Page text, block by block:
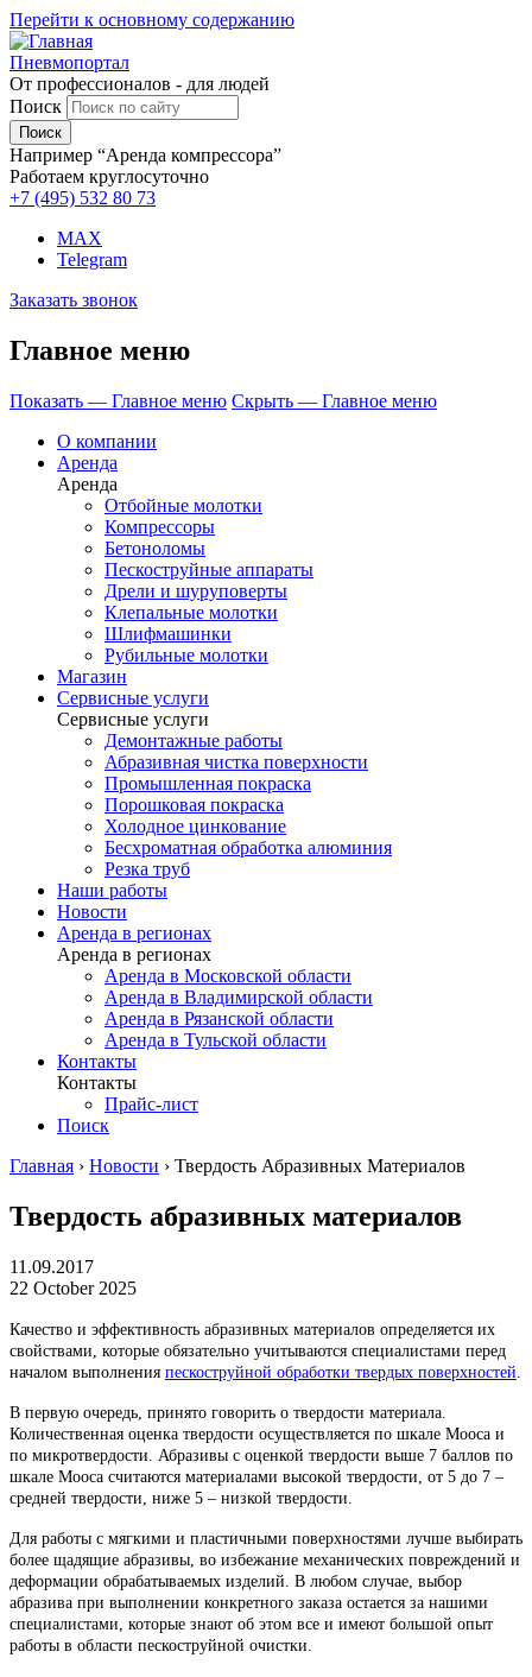
Перейти к основному содержанию
Пневмопортал
От профессионалов - для людей
Поиск
Например “Аренда компрессора”
Работаем круглосуточно
+7 (495) 532 80 73
MAX
Telegram
Заказать звонок
Главное меню
Показать — Главное меню Скрыть — Главное меню
О компании
Аренда
Аренда
Отбойные молотки
Компрессоры
Бетоноломы
Пескоструйные аппараты
Дрели и шуруповерты
Клепальные молотки
Шлифмашинки
Рубильные молотки
Магазин
Сервисные услуги
Сервисные услуги
Демонтажные работы
Абразивная чистка поверхности
Промышленная покраска
Порошковая покраска
Холодное цинкование
Бесхроматная обработка алюминия
Резка труб
Наши работы
Новости
Аренда в регионах
Аренда в регионах
Аренда в Московской области
Аренда в Владимирской области
Аренда в Рязанской области
Аренда в Тульской области
Контакты
Контакты
Прайс-лист
Поиск
Главная › Новости › Твердость Абразивных Материалов
Твердость абразивных материалов
11.09.2017
22 October 2025
Качество и эффективность абразивных материалов определяется их
свойствами, которые обязательно учитываются специалистами перед
началом выполнения пескоструйной обработки твердых поверхностей
В первую очередь, принято говорить о твердости материала.
Количественная оценка твердости осуществляется по шкале Мооса и
по микротвердости. Абразивы с оценкой твердости выше 7 баллов по
шкале Мооса считаются материалами высокой твердости, от 5 до 7 –
средней твердости, ниже 5 – низкой твердости.
Для работы с мягкими и пластичными поверхностями лучше выбирать
более щадящие абразивы, во избежание механических повреждений и
деформации обрабатываемых изделий. В любом случае, выбор
абразива при выполнении конкретного заказа остается за нашими
специалистами, которые знают об этом все и имеют большой опыт
работы в области пескоструйной очистки.